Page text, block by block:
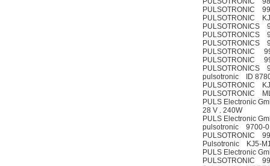
PULSOTRONIC
PULSOTRONIC
PULSOTRONICS
PULSOTRONICS
PULSOTRONICS
PULSOTRONIC
PULSOTRONIC
PULSOTRONICS
pulsotronic ID
PULSOTRONIC
PULSOTRONIC
PULS Electronic
28 V . 240W
PULS Electronic
pulsotronic 9700-
PULSOTRONIC
Pulsotronic KJ5-
PULS Electronic
PULSOTRONIC